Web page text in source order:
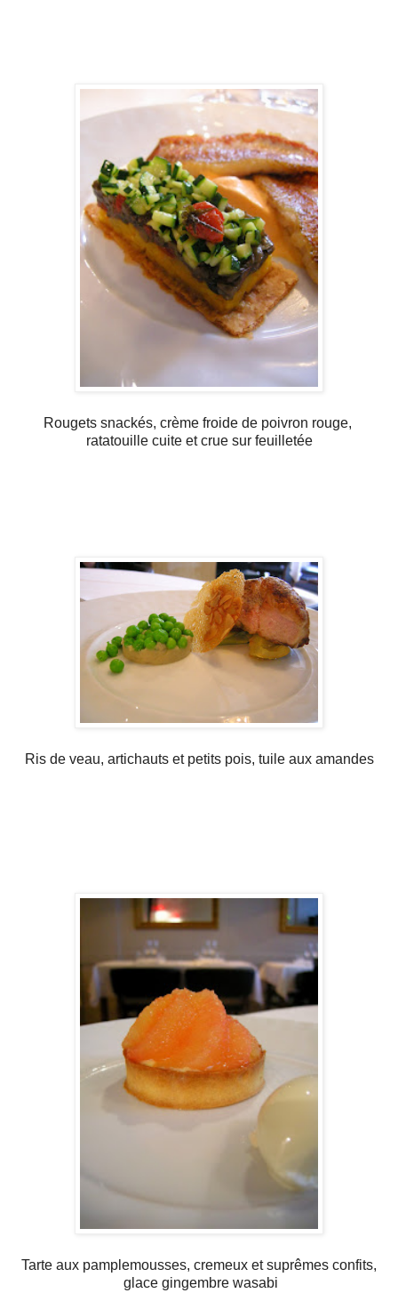
Rougets snackés, crème froide de poivron rouge,
ratatouille cuite et crue sur feuilletée
Ris de veau, artichauts et petits pois, tuile aux amandes
Tarte aux pamplemousses, cremeux et suprêmes confits,
glace gingembre wasabi